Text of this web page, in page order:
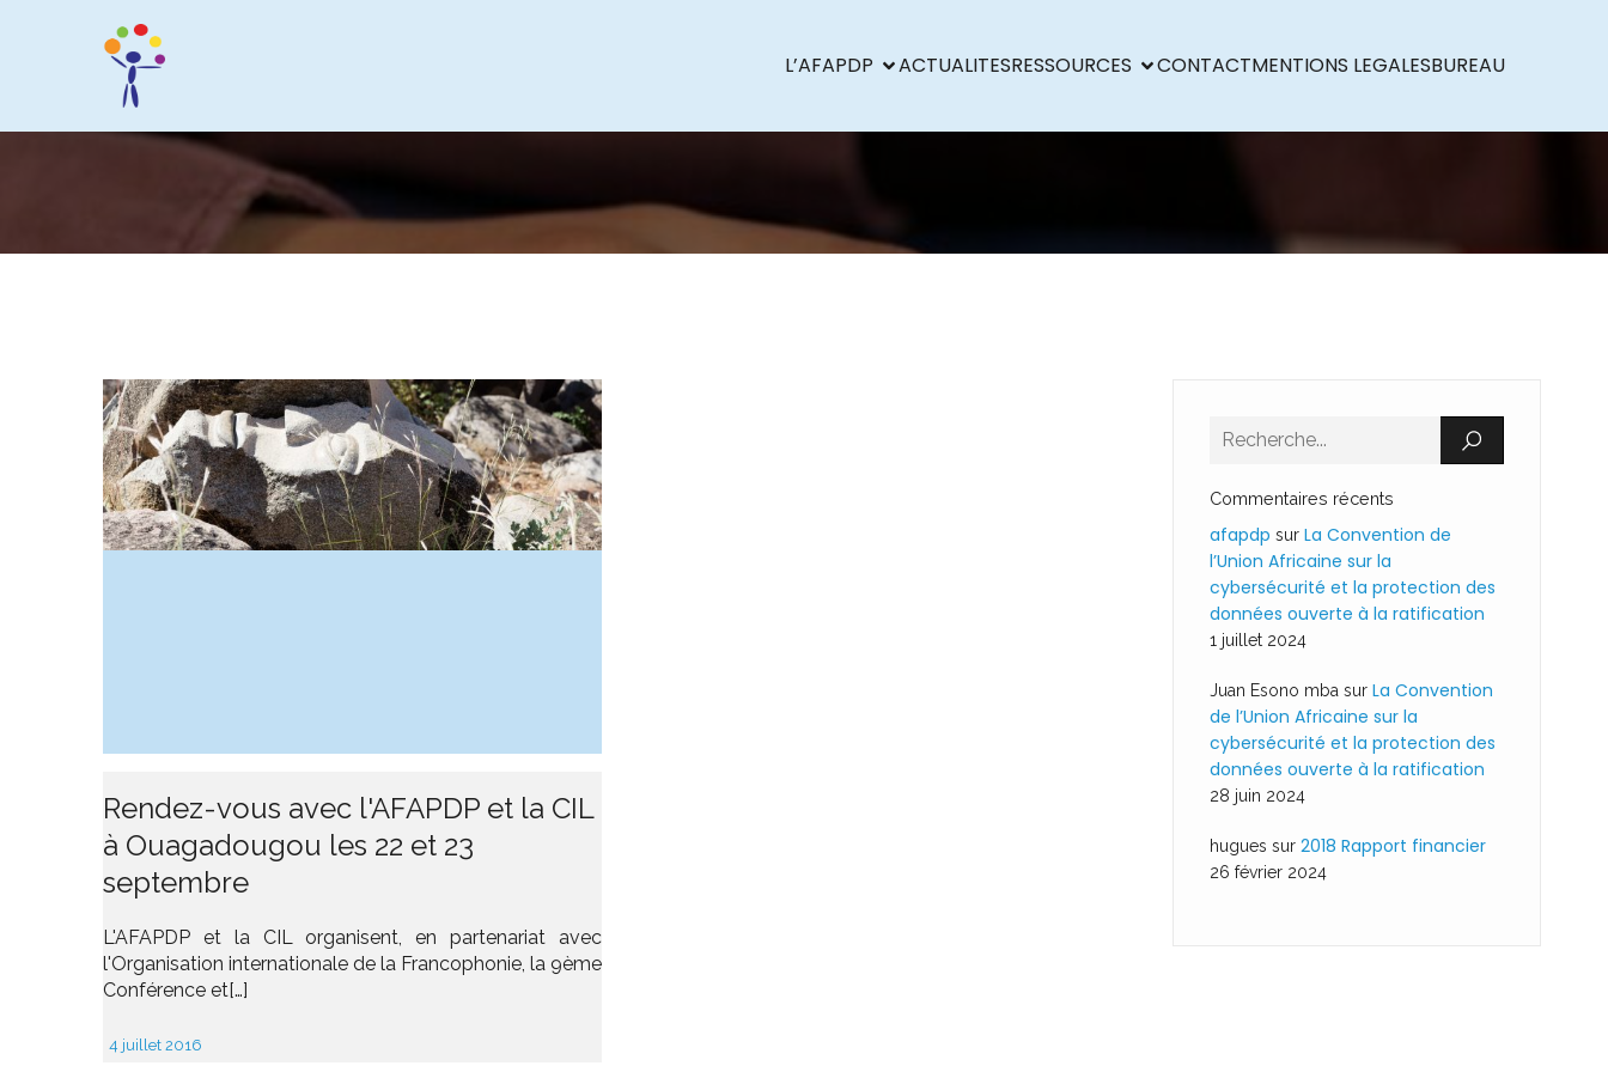
L’AFAPDP ACTUALITESRESSOURCES CONTACTMENTIONS LEGALESBUREAU
Rendez-vous avec l'AFAPDP et la CIL
à Ouagadougou les 22 et 23
septembre
L'AFAPDP et la CIL organisent, en partenariat avec
l'Organisation internationale de la Francophonie, la 9ème
Conférence et[…]
4 juillet 2016
Commentaires récents
afapdp sur La Convention de
l’Union Africaine sur la
cybersécurité et la protection des
données ouverte à la ratification
1 juillet 2024
Juan Esono mba sur La Convention
de l’Union Africaine sur la
cybersécurité et la protection des
données ouverte à la ratification
28 juin 2024
hugues sur 2018 Rapport financier
26 février 2024